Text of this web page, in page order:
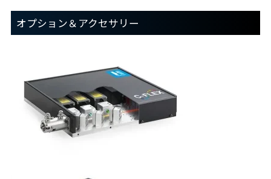
オプション＆アクセサリー